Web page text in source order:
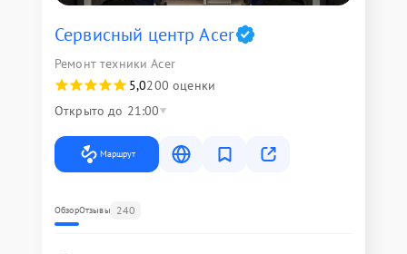
Сервисный центр Acer
Ремонт техники Acer
5,0200 оценки
Открыто до 21:00
Маршрут
ОбзорОтзывы 240